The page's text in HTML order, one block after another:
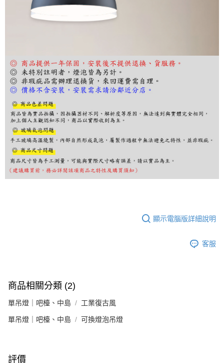
２．關於個人資料處理事宜，請瀏覽以下網址：
https://aftee.tw/terms/#terms3
３．未成年的使用者請事先徵得法定代理人或監護人之同意方可使用
時審查核予不同之上限額度；若仍有額度不足之情形，本公司將視審查結果
請求用戶進行身份認證。
５．嚴禁一人註冊多個帳號或使用他人資訊註冊。若發現惡意使用之情形，
恩沛科技股份有限公司將有權停止該用戶之使用額度並採取法律行動。
顯示電腦版詳細說明
客服
商品相關分類 (2)
單吊燈｜吧檯、中島 工業復古風
單吊燈｜吧檯、中島 可換燈泡吊燈
評價